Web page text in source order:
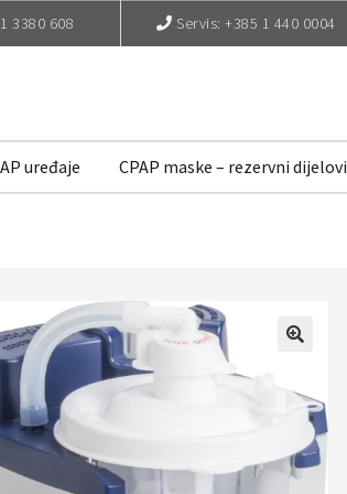
3380 608 Servis: +385 1 440 0004
uređaje CPAP maske – rezervni dijelovi